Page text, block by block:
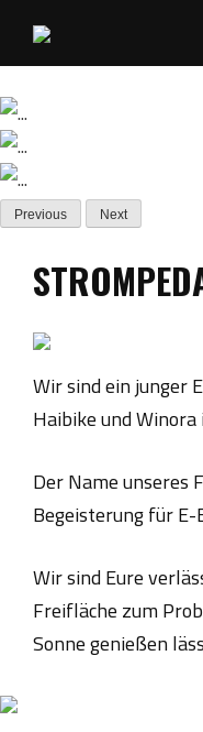
Previous Next
Wir sind ein junger
Haibike und
Der Name unseres
Begeisterung für E-
Wir sind Eure
Freifläche zum
Sonne genießen